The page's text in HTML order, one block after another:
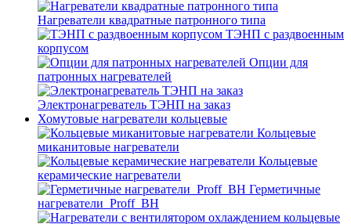
Нагреватели квадратные патронного типа
ТЭНП с раздвоенным
корпусом
Опции для
патронных нагревателей
Электронагреватель ТЭНП на заказ
Хомутовые нагреватели кольцевые
Кольцевые
миканитовые нагреватели
Кольцевые
керамические нагреватели
Герметичные
нагреватели_Proff_BH